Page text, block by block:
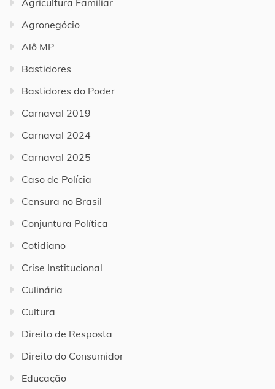
Agronegócio
Alô MP
Bastidores
Bastidores do Poder
Carnaval 2019
Carnaval 2024
Carnaval 2025
Caso de Polícia
Censura no Brasil
Conjuntura Política
Cotidiano
Crise Institucional
Culinária
Cultura
Direito de Resposta
Direito do Consumidor
Educação